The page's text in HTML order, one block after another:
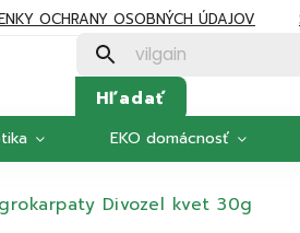
OCHRANY OSOBNÝCH ÚDAJOV
Hľadať
EKO domácnosť
Divozel kvet 30g